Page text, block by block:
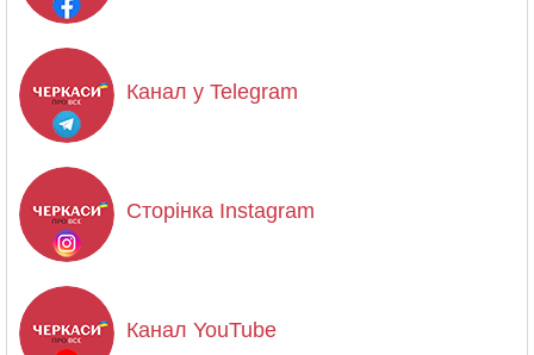
Канал у Telegram
Сторінка Instagram
Канал YouTube